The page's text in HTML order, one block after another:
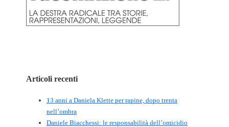
Articoli recenti
13 anni a Daniela Klette per rapine, dopo trenta
nell’ombra
Daniele Biacchessi: le responsabilità dell’omicidio